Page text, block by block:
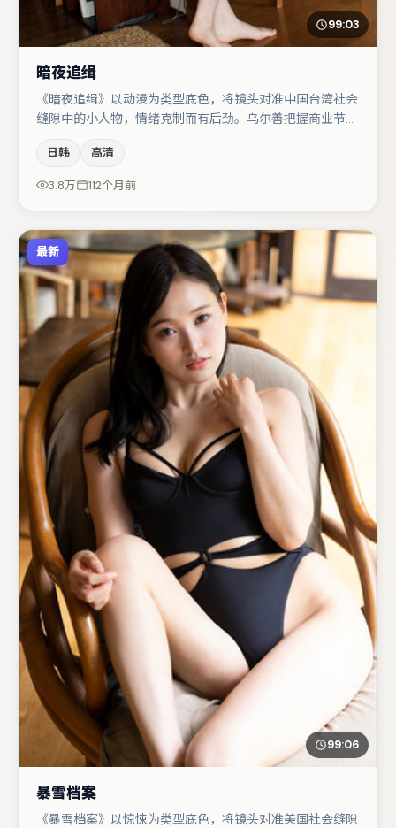
99:03
暗夜追缉
《暗夜追缉》以动漫为类型底色，将镜头对准中国台湾社会
缝隙中的小人物，情绪克制而有后劲。乌尔善把握商业节奏
与张颂文的对手戏构成全片情感锚点，孔刘则以细节塑造推
动谜题层层揭开。节奏紧凑、反转有度，值得列入片单。
日韩 高清
3.8万 112个月前
最新
99:06
暴雪档案
《暴雪档案》以惊悚为类型底色，将镜头对准美国社会缝隙